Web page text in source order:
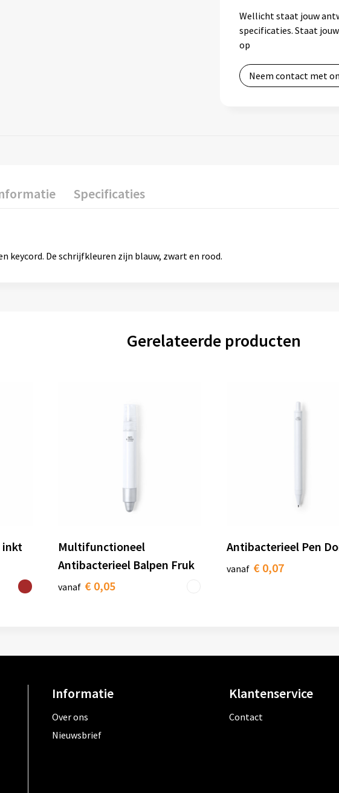
Wellicht staat jouw
specificaties. Staat
op
Neem contact met
Specificaties
keycord. De schrijfkleuren zijn blauw, zwart en rood.
Gerelateerde producten
inkt
Multifunctioneel
Antibacterieel Balpen Fruk
vanaf € 0,05
Antibacterieel Pen
vanaf € 0,07
Informatie
Over ons
Nieuwsbrief
Klantenservice
Contact